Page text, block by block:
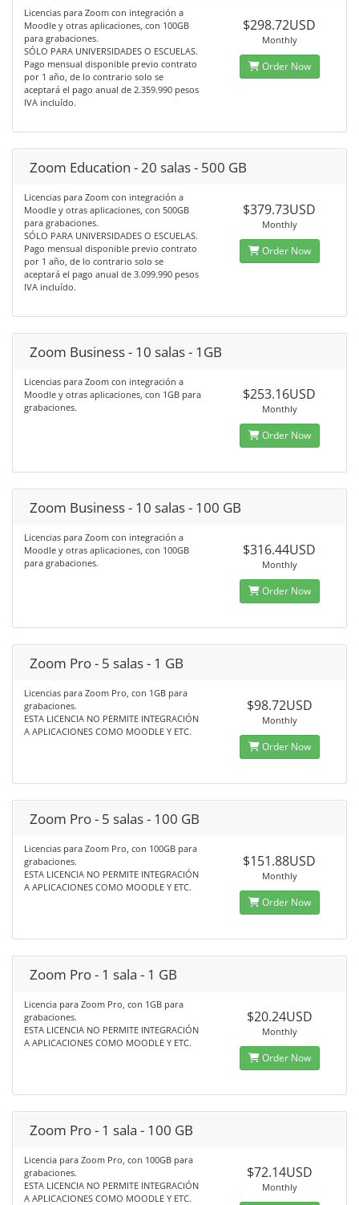
Licencias para Zoom con integración a
Moodle y otras aplicaciones, con 100GB
para grabaciones.
SÓLO PARA UNIVERSIDADES O ESCUELAS.
Pago mensual disponible previo contrato
por 1 año, de lo contrario solo se
aceptará el pago anual de 2.359.990 pesos
IVA incluído.
$298.72USD
Monthly
Order Now
Zoom Education - 20 salas - 500 GB
Licencias para Zoom con integración a
Moodle y otras aplicaciones, con 500GB
para grabaciones.
SÓLO PARA UNIVERSIDADES O ESCUELAS.
Pago mensual disponible previo contrato
por 1 año, de lo contrario solo se
aceptará el pago anual de 3.099.990 pesos
IVA incluído.
$379.73USD
Monthly
Order Now
Zoom Business - 10 salas - 1GB
Licencias para Zoom con integración a
Moodle y otras aplicaciones, con 1GB para
grabaciones.
$253.16USD
Monthly
Order Now
Zoom Business - 10 salas - 100 GB
Licencias para Zoom con integración a
Moodle y otras aplicaciones, con 100GB
para grabaciones.
$316.44USD
Monthly
Order Now
Zoom Pro - 5 salas - 1 GB
Licencias para Zoom Pro, con 1GB para
grabaciones.
ESTA LICENCIA NO PERMITE INTEGRACIÓN
A APLICACIONES COMO MOODLE Y ETC.
$98.72USD
Monthly
Order Now
Zoom Pro - 5 salas - 100 GB
Licencias para Zoom Pro, con 100GB para
grabaciones.
ESTA LICENCIA NO PERMITE INTEGRACIÓN
A APLICACIONES COMO MOODLE Y ETC.
$151.88USD
Monthly
Order Now
Zoom Pro - 1 sala - 1 GB
Licencia para Zoom Pro, con 1GB para
grabaciones.
ESTA LICENCIA NO PERMITE INTEGRACIÓN
A APLICACIONES COMO MOODLE Y ETC.
$20.24USD
Monthly
Order Now
Zoom Pro - 1 sala - 100 GB
Licencia para Zoom Pro, con 100GB para
grabaciones.
ESTA LICENCIA NO PERMITE INTEGRACIÓN
A APLICACIONES COMO MOODLE Y ETC.
$72.14USD
Monthly